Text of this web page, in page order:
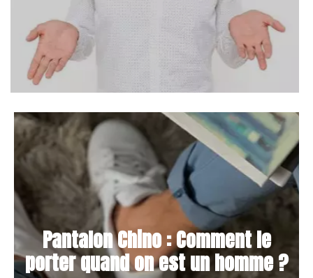
Pantalon Chino : Comment le
porter quand on est un homme ?